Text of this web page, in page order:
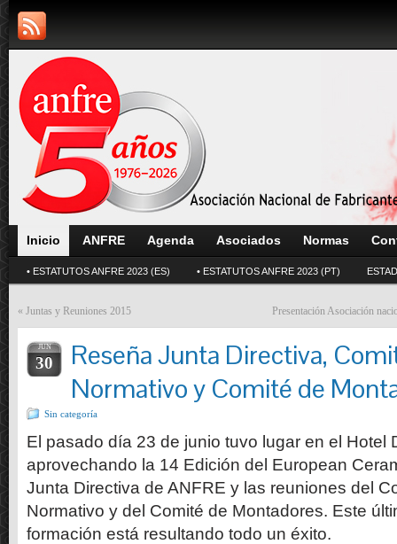
Inicio ANFRE Agenda Asociados Normas
• ESTATUTOS ANFRE 2023 (ES) • ESTATUTOS ANFRE 2023 (PT)
« Juntas y Reuniones 2015 Presentación Asociación
JUN
30
Reseña Junta Directiva,
Normativo y Comité de
Sin categoría
El pasado día 23 de junio tuvo lugar en el Hotel
aprovechando la 14 Edición del European
Junta Directiva de ANFRE y las reuniones del
Normativo y del Comité de Montadores. Este
formación está resultando todo un éxito.